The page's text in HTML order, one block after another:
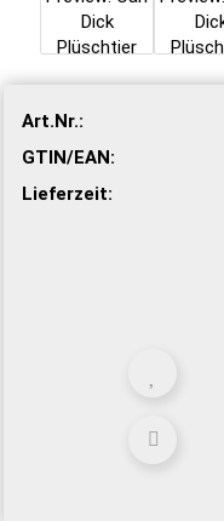
Art.Nr.:
GTIN/EAN:
Lieferzeit: